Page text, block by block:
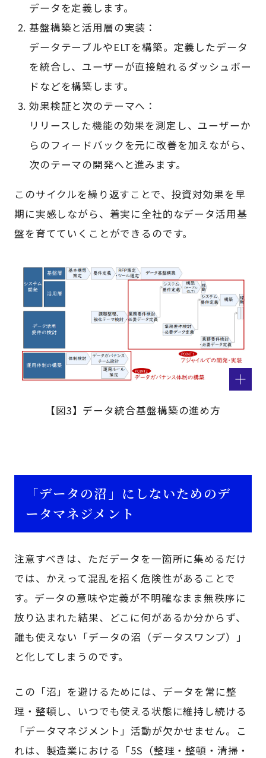
データを定義します。
基盤構築と活用層の実装：
データテーブルやELTを構築。定義したデータ
を統合し、ユーザーが直接触れるダッシュボー
ドなどを構築します。
効果検証と次のテーマへ：
リリースした機能の効果を測定し、ユーザーか
らのフィードバックを元に改善を加えながら、
次のテーマの開発へと進みます。
このサイクルを繰り返すことで、投資対効果を早
期に実感しながら、着実に全社的なデータ活用基
盤を育てていくことができるのです。
【図3】データ統合基盤構築の進め方
「データの沼」にしないためのデ
ータマネジメント
注意すべきは、ただデータを一箇所に集めるだけ
では、かえって混乱を招く危険性があることで
す。データの意味や定義が不明確なまま無秩序に
放り込まれた結果、どこに何があるか分からず、
誰も使えない「データの沼（データスワンプ）」
と化してしまうのです。
この「沼」を避けるためには、データを常に整
理・整頓し、いつでも使える状態に維持し続ける
「データマネジメント」活動が欠かせません。こ
れは、製造業における「5S（整理・整頓・清掃・